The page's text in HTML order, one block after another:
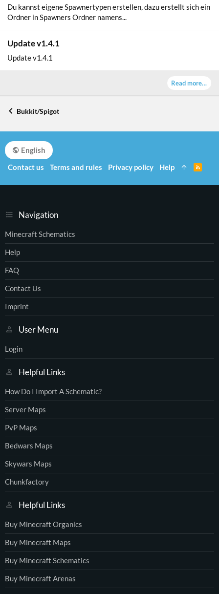
Du kannst eigene Spawnertypen erstellen, dazu erstellt sich ein
Ordner in Spawners Ordner namens...
Update v1.4.1
Update v1.4.1
Read more…
Bukkit/Spigot
Navigation
Minecraft Schematics
Help
FAQ
Contact Us
Imprint
User Menu
Login
Helpful Links
How Do I Import A Schematic?
Server Maps
PvP Maps
Bedwars Maps
Skywars Maps
Chunkfactory
Helpful Links
Buy Minecraft Organics
Buy Minecraft Maps
Buy Minecraft Schematics
Buy Minecraft Arenas
English
Contact us
Terms and rules Privacy policy Help
S